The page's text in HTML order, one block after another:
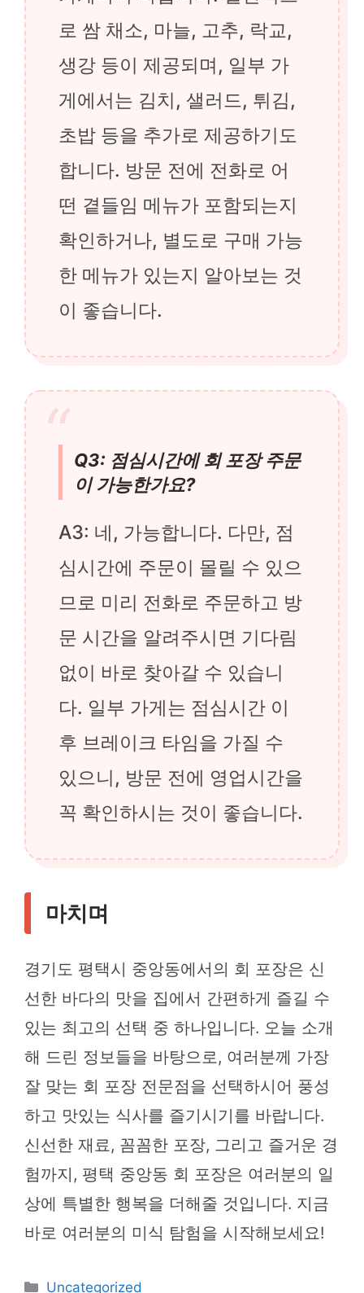
로 쌈 채소, 마늘, 고추, 락교,
생강 등이 제공되며, 일부 가
게에서는 김치, 샐러드, 튀김,
초밥 등을 추가로 제공하기도
합니다. 방문 전에 전화로 어
떤 곁들임 메뉴가 포함되는지
확인하거나, 별도로 구매 가능
한 메뉴가 있는지 알아보는 것
이 좋습니다.
Q3: 점심시간에 회 포장 주문
이 가능한가요?
A3: 네, 가능합니다. 다만, 점
심시간에 주문이 몰릴 수 있으
므로 미리 전화로 주문하고 방
문 시간을 알려주시면 기다림
없이 바로 찾아갈 수 있습니
다. 일부 가게는 점심시간 이
후 브레이크 타임을 가질 수
있으니, 방문 전에 영업시간을
꼭 확인하시는 것이 좋습니다.
마치며
경기도 평택시 중앙동에서의 회 포장은 신
선한 바다의 맛을 집에서 간편하게 즐길 수
있는 최고의 선택 중 하나입니다. 오늘 소개
해 드린 정보들을 바탕으로, 여러분께 가장
잘 맞는 회 포장 전문점을 선택하시어 풍성
하고 맛있는 식사를 즐기시기를 바랍니다.
신선한 재료, 꼼꼼한 포장, 그리고 즐거운 경
험까지, 평택 중앙동 회 포장은 여러분의 일
상에 특별한 행복을 더해줄 것입니다. 지금
바로 여러분의 미식 탐험을 시작해보세요!
카
Uncategorized